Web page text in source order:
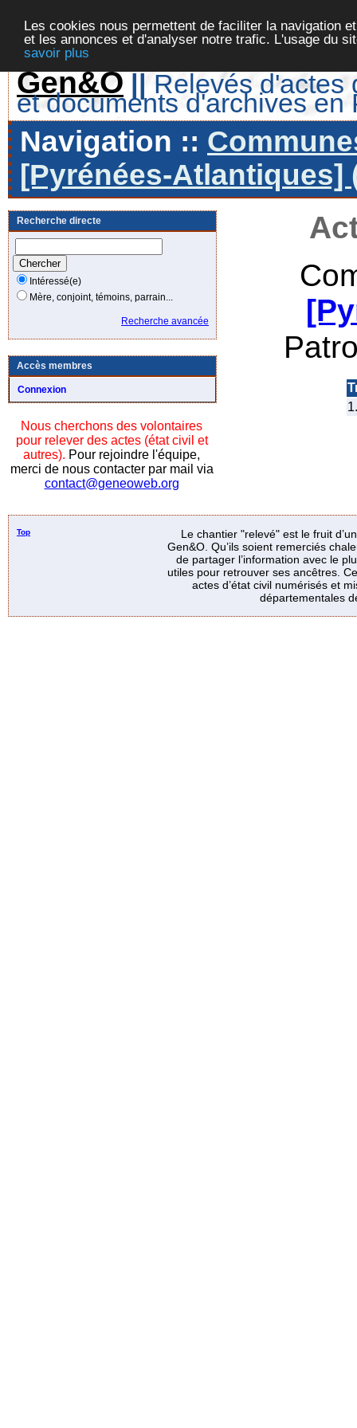
Les cookies nous permettent de faciliter la navigation
et les annonces et d'analyser notre trafic. L'usage du
savoir plus
Gen&O || Relevés d'actes
et documents d'archives en
Navigation ::
[Pyrénées-Atlantiques]
Recherche directe
Intéressé(e)
Mère, conjoint, témoins, parrain...
Recherche avancée
Accès membres
Connexion
Nous cherchons des volontaires
pour relever des actes (état civil et
autres). Pour rejoindre l'équipe,
merci de nous contacter par mail via
contact@geneoweb.org
1.
Top
Le chantier "relevé" est le fruit
Gen&O. Qu’ils soient remerciés
de partager l’information avec le
utiles pour retrouver ses ancêtres.
actes d’état civil numérisés et
départementales